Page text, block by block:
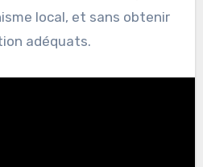
local, et sans obtenir
adéquats.